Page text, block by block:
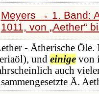
Meyers → 1. Band:
1011, von Aether
- Ätherische
und einigevon
auch
Ä.